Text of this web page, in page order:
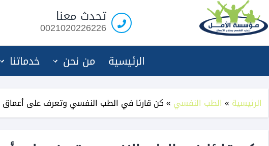
لعلاج
الادمان
تحدث معنا
0021020226226
الرئيسية من نحن خدماتنا
الرئيسية» الطب النفسي»كن قارئا في الطب النفسي وتعرف على أعماق